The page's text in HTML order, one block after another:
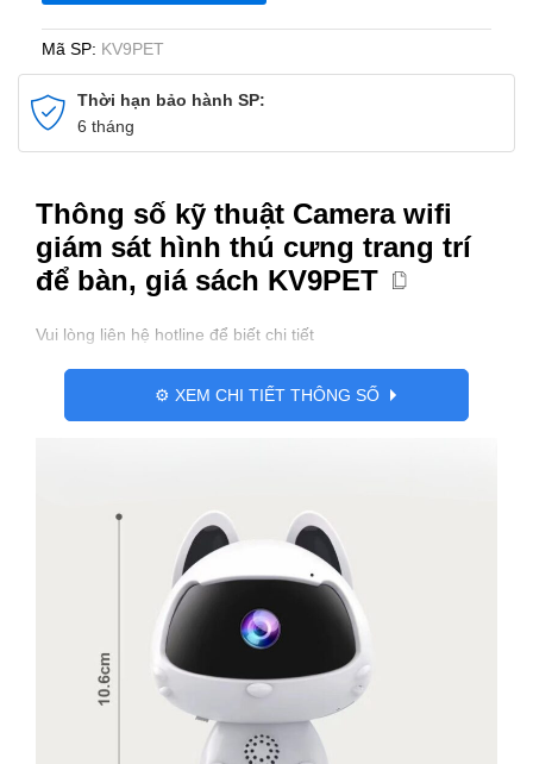
cưng
trí
để
bàn,
sách
KV9PET
số
lượng
Mã SP: KV9PET
Thời hạn bảo hành SP:
6 tháng
Thông số kỹ thuật Camera wifi
giám sát hình thú cưng trang trí
để bàn, giá sách KV9PET
Vui lòng liên hệ hotline để biết chi tiết
⚙️ XEM CHI TIẾT THÔNG SỐ